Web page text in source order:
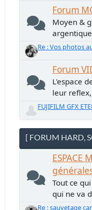
Forum
Moyen &
Re : Vos photos
Forum
L'espace
leur
FUJIFILM GFX
[ FORUM HARD,
ESPACE
Tout ce
qui ne va
Re : sauvetage